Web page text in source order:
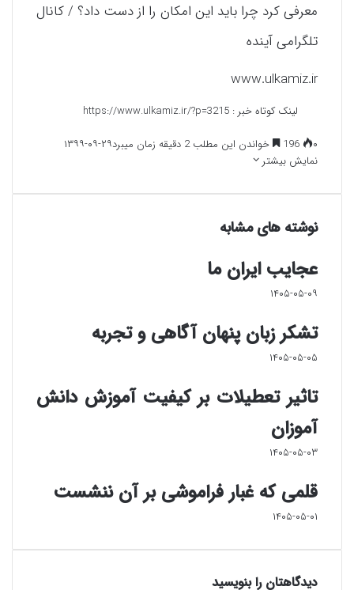
معرفی کرد چرا باید این امکان را از دست داد؟ / کانال
تلگرامی آینده
www.ulkamiz.ir
لینک کوتاه خبر : https://www.ulkamiz.ir/?p=3215
۱۳۹۹-۰۹-۲۹
۰
خواندن این مطلب 2 دقیقه زمان میبرد
نمایش بیشتر
نوشته های مشابه
عجایب ایران ما
۱۴۰۵-۰۵-۰۹
تشکر زبان پنهان آگاهی و تجربه
۱۴۰۵-۰۵-۰۵
تاثیر تعطیلات بر کیفیت آموزش دانش
آموزان
۱۴۰۵-۰۵-۰۳
قلمی که غبار فراموشی بر آن ننشست
۱۴۰۵-۰۵-۰۱
دیدگاهتان را بنویسید